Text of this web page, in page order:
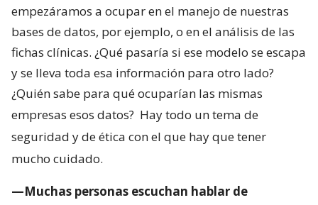
empezáramos a ocupar en el manejo de nuestras
bases de datos, por ejemplo, o en el análisis de las
fichas clínicas. ¿Qué pasaría si ese modelo se escapa
y se lleva toda esa información para otro lado?
¿Quién sabe para qué ocuparían las mismas
empresas esos datos? Hay todo un tema de
seguridad y de ética con el que hay que tener
mucho cuidado.
—Muchas personas escuchan hablar de